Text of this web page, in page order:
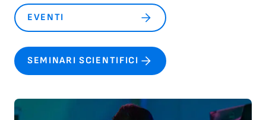
EVENTI
SEMINARI SCIENTIFICI